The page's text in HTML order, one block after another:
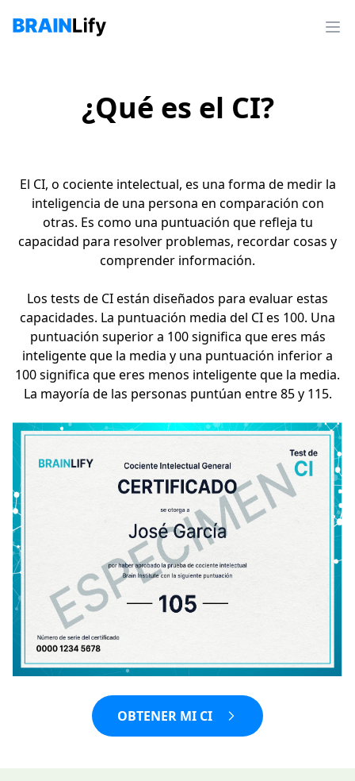
¿Qué es el CI?
El CI, o cociente intelectual, es una forma de medir la
inteligencia de una persona en comparación con
otras. Es como una puntuación que refleja tu
capacidad para resolver problemas, recordar cosas y
comprender información.
Los tests de CI están diseñados para evaluar estas
capacidades. La puntuación media del CI es 100. Una
puntuación superior a 100 significa que eres más
inteligente que la media y una puntuación inferior a
100 significa que eres menos inteligente que la media.
La mayoría de las personas puntúan entre 85 y 115.
OBTENER MI CI